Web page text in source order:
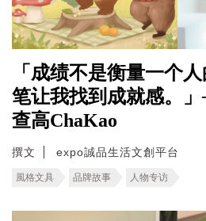
「成绩不是衡量一个
笔让我找到成就感。
查高ChaKao
撰文 expo誠品生活文創平台
風格文具 品牌故事 人物专访